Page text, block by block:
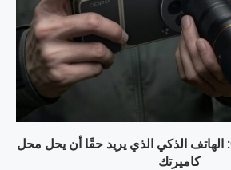
OPPO Find X9 Ultra: الهاتف الذكي الذي يريد حقًا أن يحل محل
كاميرتك